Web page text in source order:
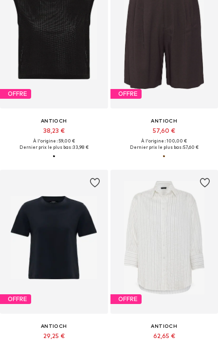
OFFRE
ANTIOCH
38,23 €
À l'origine : 59,00 €
Dernier prix le plus bas :33,98 €
OFFRE
ANTIOCH
57,60 €
À l'origine : 100,00 €
Dernier prix le plus bas :57,60 €
OFFRE
ANTIOCH
29,25 €
OFFRE
ANTIOCH
62,65 €